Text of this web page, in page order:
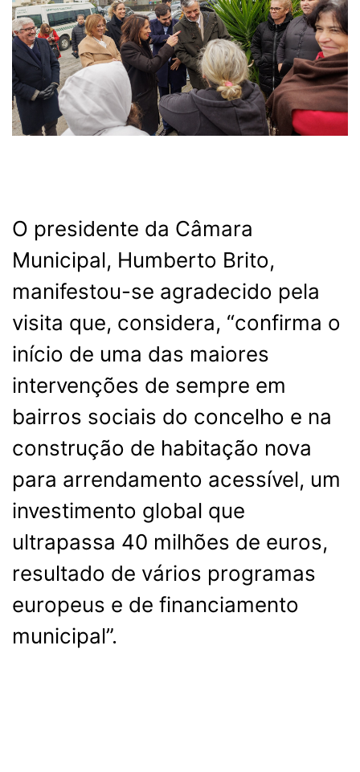
O presidente da Câmara
Municipal, Humberto Brito,
manifestou-se agradecido pela
visita que, considera, “confirma o
início de uma das maiores
intervenções de sempre em
bairros sociais do concelho e na
construção de habitação nova
para arrendamento acessível, um
investimento global que
ultrapassa 40 milhões de euros,
resultado de vários programas
europeus e de financiamento
municipal”.